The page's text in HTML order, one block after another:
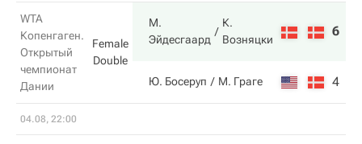
WTA
Копенгаген.
Открытый
чемпионат
Дании
Female
Double
М.
Эйдесгаард
К.
Возняцки
6
Ю. Босеруп М. Граге 4
04.08, 22:00